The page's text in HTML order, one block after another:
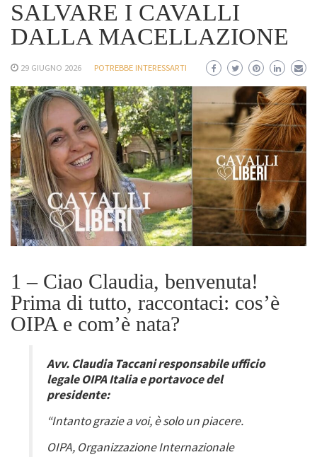
SALVARE I CAVALLI
DALLA MACELLAZIONE
29 GIUGNO 2026 POTREBBE INTERESSARTI
1 – Ciao Claudia, benvenuta!
Prima di tutto, raccontaci: cos’è
OIPA e com’è nata?
Avv. Claudia Taccani responsabile ufficio
legale OIPA Italia e portavoce del
presidente:
“Intanto grazie a voi, è solo un piacere.
OIPA, Organizzazione Internazionale